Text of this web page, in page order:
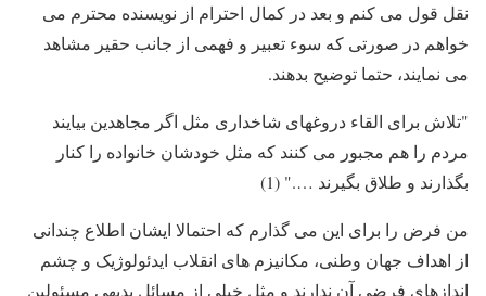
نقل قول می کنم و بعد در کمال احترام از نویسنده محترم می
خواهم در صورتی که سوء تعبیر و فهمی از جانب حقیر مشاهد
می نمایند، حتما توضیح بدهند.
"تلاش برای القاء دروغهای شاخداری مثل اگر مجاهدین بیایند
مردم را هم مجبور می کنند که مثل خودشان خانواده را کنار
بگذارند و طلاق بگیرند …." (1)
من فرض را برای این می گذارم که احتمالا ایشان اطلاع چندانی
از اهداف جهان وطنی، مکانیزم های انقلاب ایدئولوژیک و چشم
اندازهای فرضی آن ندارند و مثل خیلی از مسائل بدیهی مسئولین